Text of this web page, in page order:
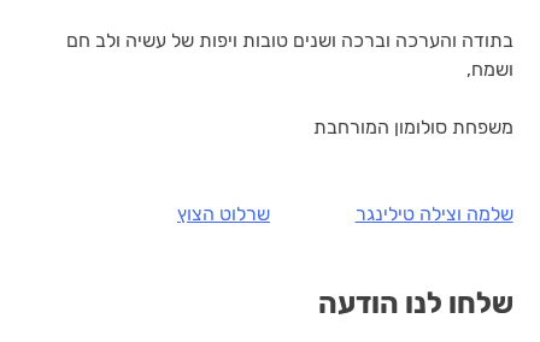
בתודה והערכה וברכה ושנים טובות ויפות של עשיה ולב חם
ושמח,
משפחת סולומון המורחבת
ניווט שרלוט הצוץ שלמה וצילה טילינגר
שלחו לנו הודעה